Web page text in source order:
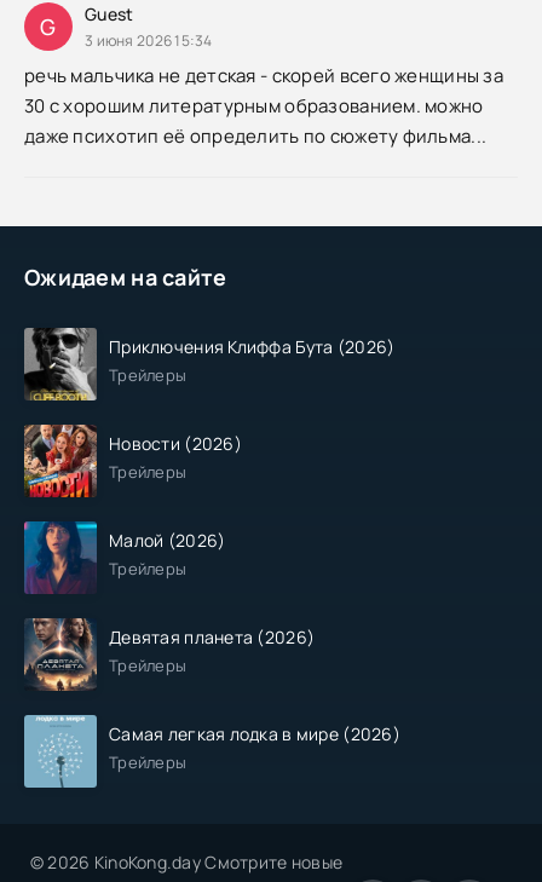
Ожидаем на сайте
Приключения Клиффа Бута (2026)
Трейлеры
Новости (2026)
Трейлеры
Малой (2026)
Трейлеры
Девятая планета (2026)
Трейлеры
Самая легкая лодка в мире (2026)
Трейлеры
G Guest
3 июня 2026 15:34
речь мальчика не детская - скорей всего женщины за
30 с хорошим литературным образованием. можно
даже психотип её определить по сюжету фильма...
© 2026 KinoKong.day Смотрите новые